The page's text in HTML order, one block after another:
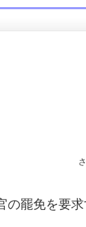
の罷免を要求